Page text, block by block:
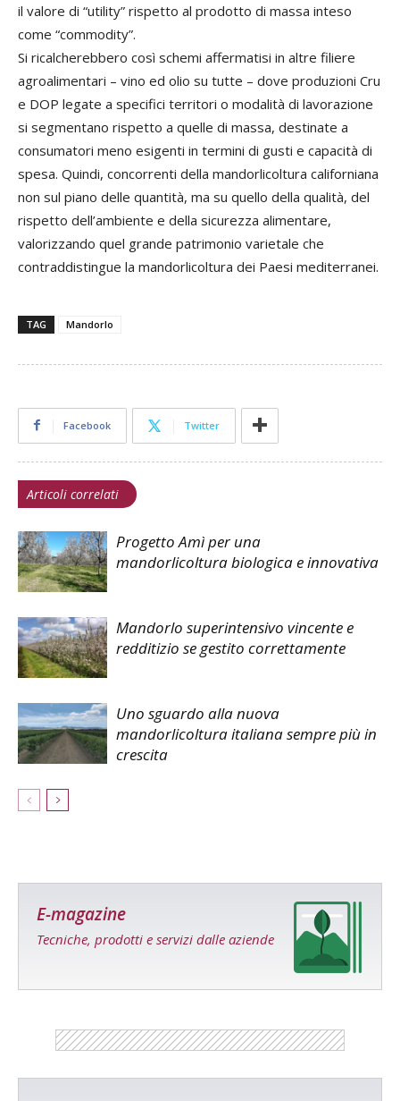
il valore di “utility” rispetto al prodotto di massa inteso
come “commodity”.
Si ricalcherebbero così schemi affermatisi in altre filiere
agroalimentari – vino ed olio su tutte – dove produzioni Cru
e DOP legate a specifici territori o modalità di lavorazione
si segmentano rispetto a quelle di massa, destinate a
consumatori meno esigenti in termini di gusti e capacità di
spesa. Quindi, concorrenti della mandorlicoltura californiana
non sul piano delle quantità, ma su quello della qualità, del
rispetto dell’ambiente e della sicurezza alimentare,
valorizzando quel grande patrimonio varietale che
contraddistingue la mandorlicoltura dei Paesi mediterranei.
TAG Mandorlo
Facebook Twitter
Articoli correlati
Progetto Amì per una
mandorlicoltura biologica e innovativa
Mandorlo superintensivo vincente e
redditizio se gestito correttamente
Uno sguardo alla nuova
mandorlicoltura italiana sempre più in
crescita
E-magazine
Tecniche, prodotti e servizi dalle aziende